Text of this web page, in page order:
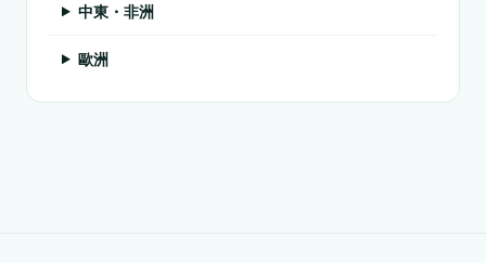
中東・非洲
歐洲